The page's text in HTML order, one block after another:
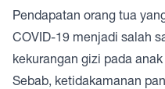
Pendapatan orang tua
COVID-19 menjadi salah
kekurangan gizi pada
Sebab, ketidakamanan